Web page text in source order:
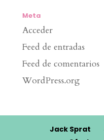
Meta
Acceder
Feed de entradas
Feed de comentarios
WordPress.org
Jack Sprat